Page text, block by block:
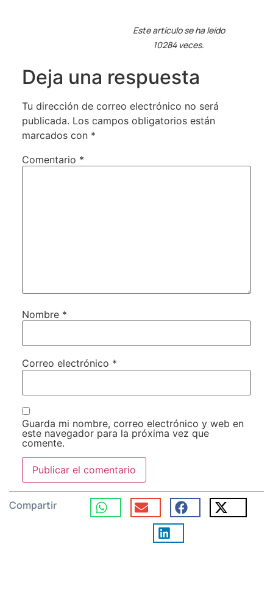
Este artículo se ha leído
10284 veces.
Deja una respuesta
Tu dirección de correo electrónico no será
publicada. Los campos obligatorios están
marcados con *
Comentario *
Nombre *
Correo electrónico *
Guarda mi nombre, correo electrónico y web en
este navegador para la próxima vez que
comente.
Compartir